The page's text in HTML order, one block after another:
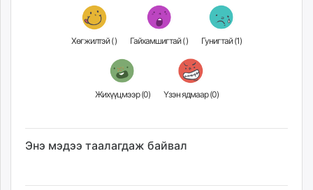
Хөгжилтэй () Гайхамшигтай () Гунигтай (1)
Жихүүцмээр (0) Үзэн ядмаар (0)
Энэ мэдээ таалагдаж байвал